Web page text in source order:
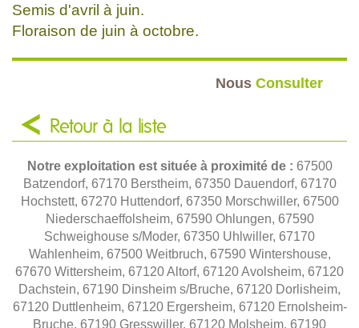
Semis d'avril à juin.
Floraison de juin à octobre.
Nous Consulter
Retour à la liste
Notre exploitation est située à proximité de : 67500
Batzendorf, 67170 Berstheim, 67350 Dauendorf, 67170
Hochstett, 67270 Huttendorf, 67350 Morschwiller, 67500
Niederschaeffolsheim, 67590 Ohlungen, 67590
Schweighouse s/Moder, 67350 Uhlwiller, 67170
Wahlenheim, 67500 Weitbruch, 67590 Wintershouse,
67670 Wittersheim, 67120 Altorf, 67120 Avolsheim, 67120
Dachstein, 67190 Dinsheim s/Bruche, 67120 Dorlisheim,
67120 Duttlenheim, 67120 Ergersheim, 67120 Ernolsheim-
Bruche, 67190 Gresswiller, 67120 Molsheim, 67190